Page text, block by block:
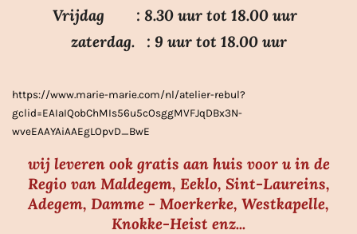
e
n
Vrijdag : 8.30 uur tot 18.00 uur
zaterdag. : 9 uur tot 18.00 uur
https://www.marie-marie.com/nl/atelier-rebul?
gclid=EAIaIQobChMIs56u5cOsggMVFJqDBx3N-
wveEAAYAiAAEgLOpvD_BwE
wij leveren ook gratis aan huis voor u in de
Regio van Maldegem, Eeklo, Sint-Laureins,
Adegem, Damme - Moerkerke, Westkapelle,
Knokke-Heist enz...